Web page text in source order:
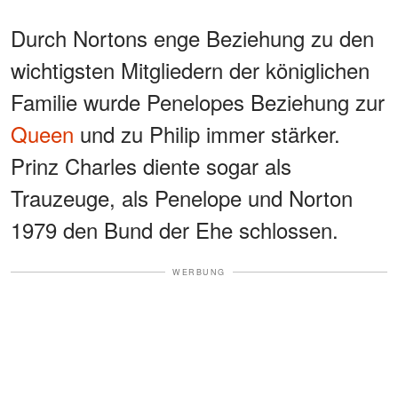
Durch Nortons enge Beziehung zu den
wichtigsten Mitgliedern der königlichen
Familie wurde Penelopes Beziehung zur
Queen und zu Philip immer stärker.
Prinz Charles diente sogar als
Trauzeuge, als Penelope und Norton
1979 den Bund der Ehe schlossen.
WERBUNG